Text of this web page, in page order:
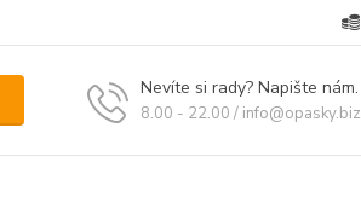
Nevíte si rady? Napište nám.
8.00 - 22.00 / info@opasky.biz